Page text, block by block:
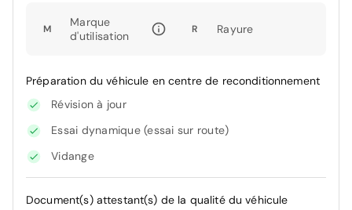
M
Marque
d'utilisation
R Rayure
Préparation du véhicule en centre de reconditionnement
Révision à jour
Essai dynamique (essai sur route)
Vidange
Document(s) attestant(s) de la qualité du véhicule